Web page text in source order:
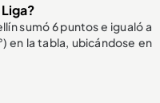
sumó 6 puntos e igualó a
en la tabla, ubicándose en